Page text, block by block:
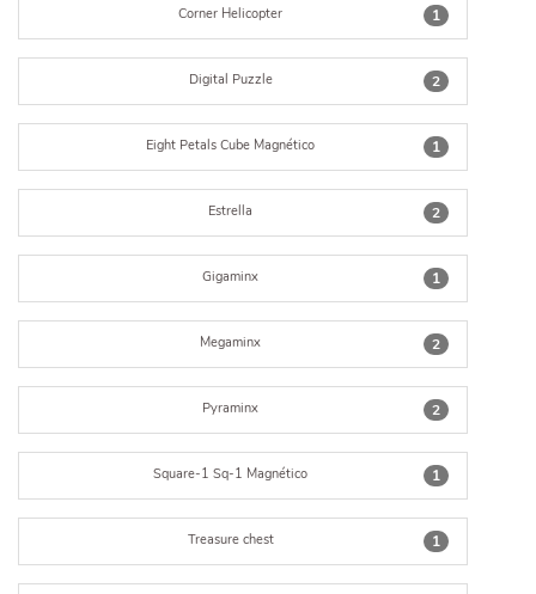
1
Corner Helicopter
2
Digital Puzzle
1
Eight Petals Cube Magnético
2
Estrella
1
Gigaminx
2
Megaminx
2
Pyraminx
1
Square-1 Sq-1 Magnético
1
Treasure chest